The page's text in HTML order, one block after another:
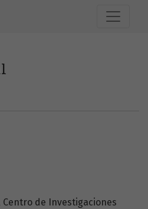
Centro de Investigaciones